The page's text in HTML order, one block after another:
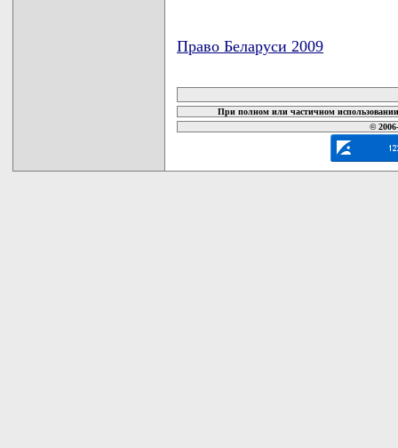
Право Беларуси 2009
При полном или частичном
©